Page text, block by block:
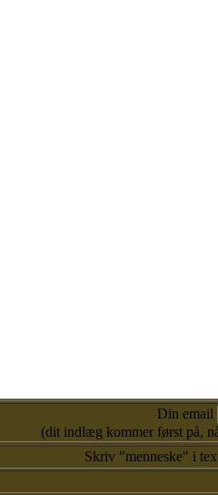
Din email
(dit indlæg kommer først på,
Skriv "menneske" i